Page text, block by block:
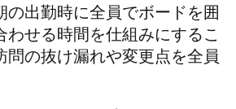
の出勤時に全員でボードを囲
わせる時間を仕組みにするこ
問の抜け漏れや変更点を全員